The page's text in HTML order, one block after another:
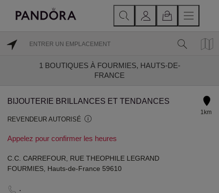
1 BOUTIQUES À FOURMIES, HAUTS-DE-
FRANCE
BIJOUTERIE BRILLANCES ET TENDANCES
REVENDEUR AUTORISÉ
Appelez pour confirmer les heures
1km
C.C. CARREFOUR, RUE THEOPHILE LEGRAND
FOURMIES, Hauts-de-France 59610
.